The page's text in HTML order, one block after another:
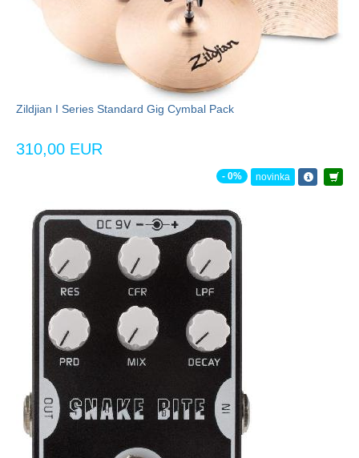
Zildjian I Series Standard Gig Cymbal Pack
310,00 EUR
- 0% novinka